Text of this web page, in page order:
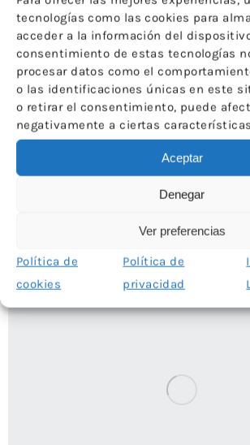
tecnologías como las cookies para
acceder a la información del
consentimiento de estas tecnologías
procesar datos como el
o las identificaciones únicas en este
o retirar el consentimiento, puede
negativamente a ciertas
Aceptar
Denegar
Ver preferencias
Política de
cookies
Política de
privacidad
Congreso Internacional Musapalabra-
Palabreirxs: Migración
Ventana a los Museos de ICOM
PorICOM-CE 4 de diciembre de 2018